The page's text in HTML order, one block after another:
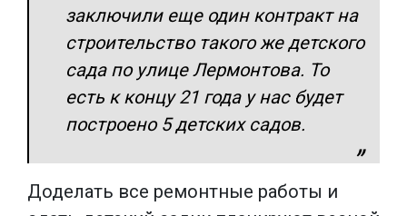
заключили еще один контракт на
строительство такого же детского
сада по улице Лермонтова. То
есть к концу 21 года у нас будет
построено 5 детских садов.
Доделать все ремонтные работы и